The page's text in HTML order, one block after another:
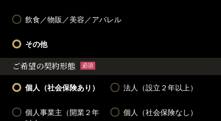
飲食／物販／美容／アパレル
その他
ご希望の契約形態 必須
個人（社会保険あり） 法人（設立２年以上）
個人事業主（開業２年
個人（社会保険なし）